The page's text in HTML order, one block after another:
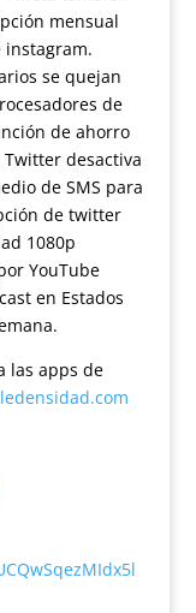
mensual
instagram.
se quejan
de
de ahorro
desactiva
de SMS para
de twitter
1080p
YouTube
en Estados
las apps de